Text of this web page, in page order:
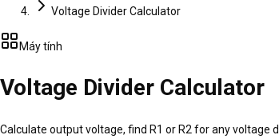
Voltage Divider Calculator
Máy tính
Voltage Divider Calculator
Calculate output voltage, find R1 or R2 for any